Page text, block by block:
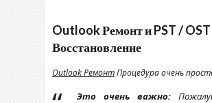
OutlookРемонт иPST / OST
Восстановление
OutlookРемонтПроцедура очень
Это очень важно: